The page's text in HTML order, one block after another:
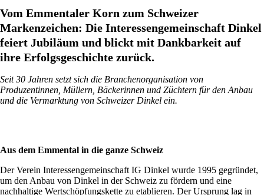
Vom Emmentaler Korn zum Schweizer
Markenzeichen: Die Interessengemeinschaft Dinkel
feiert Jubiläum und blickt mit Dankbarkeit auf
ihre Erfolgsgeschichte zurück.
Seit 30 Jahren setzt sich die Branchenorganisation von
Produzentinnen, Müllern, Bäckerinnen und Züchtern für den Anbau
und die Vermarktung von Schweizer Dinkel ein.
Aus dem Emmental in die ganze Schweiz
Der Verein Interessengemeinschaft IG Dinkel wurde 1995 gegründet,
um den Anbau von Dinkel in der Schweiz zu fördern und eine
nachhaltige Wertschöpfungskette zu etablieren. Der Ursprung lag in